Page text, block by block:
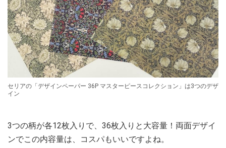
セリアの「デザインペーパー 36P マスターピースコレクション」は3つのデザ
イン
3つの柄が各12枚入りで、36枚入りと大容量！両面デザイ
ンでこの内容量は、コスパもいいですよね。